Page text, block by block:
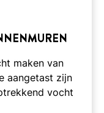
maken van
aangetast zijn
vocht